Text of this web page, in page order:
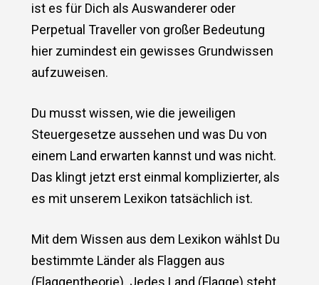
ist es für Dich als Auswanderer oder
Perpetual Traveller von großer Bedeutung
hier zumindest ein gewisses Grundwissen
aufzuweisen.
Du musst wissen, wie die jeweiligen
Steuergesetze aussehen und was Du von
einem Land erwarten kannst und was nicht.
Das klingt jetzt erst einmal komplizierter, als
es mit unserem Lexikon tatsächlich ist.
Mit dem Wissen aus dem Lexikon wählst Du
bestimmte Länder als Flaggen aus